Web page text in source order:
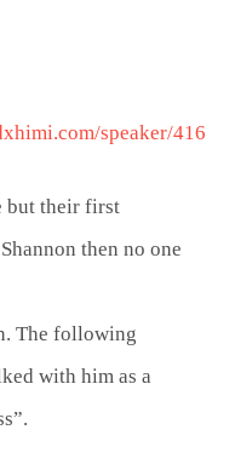
speaker/416
but their first
then no one
The following
with him as a